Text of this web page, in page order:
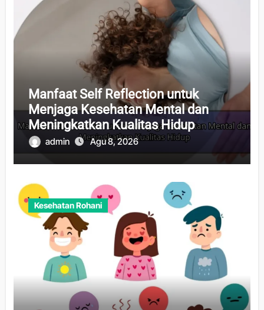
Manfaat Self Reflection untuk
Menjaga Kesehatan Mental dan
Meningkatkan Kualitas Hidup
admin Agu 8, 2026
Kesehatan Rohani